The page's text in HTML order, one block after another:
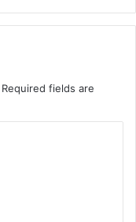
Required fields are